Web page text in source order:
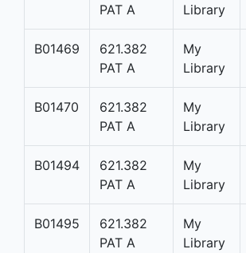
PAT A
Library
B01469
621.382
PAT A
My
Library
B01470
621.382
PAT A
My
Library
B01494
621.382
PAT A
My
Library
B01495
621.382
PAT A
My
Library